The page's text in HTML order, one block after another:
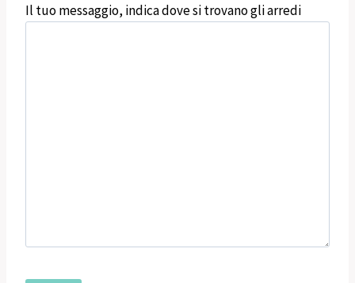
Il tuo messaggio, indica dove si trovano gli arredi